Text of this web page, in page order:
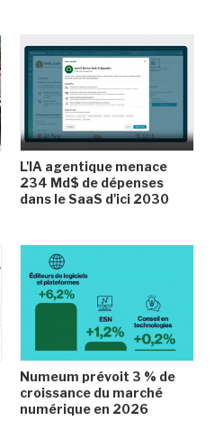
L'IA agentique menace
234 Md$ de dépenses
dans le SaaS d'ici 2030
Numeum prévoit 3 % de
croissance du marché
numérique en 2026